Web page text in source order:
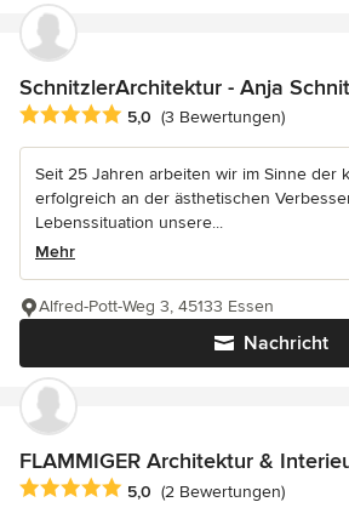
SchnitzlerArchitektur - Anja
Durchschnittliche Bewertung: 5 von 5
5,0 (3 Bewertungen)
Seit 25 Jahren arbeiten wir im Sinne der
erfolgreich an der ästhetischen
Lebenssituation unsere...
Mehr
Nachricht
Alfred-Pott-Weg 3, 45133 Essen
FLAMMIGER Architektur &
Durchschnittliche Bewertung: 5 von 5
5,0 (2 Bewertungen)